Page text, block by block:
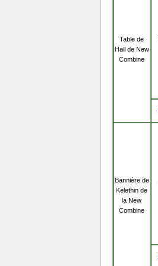
Table de
Hall de New
Combine
Bannière de
Kelethin de
la New
Combine